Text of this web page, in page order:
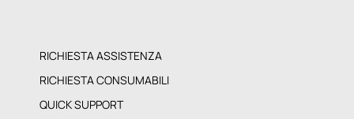
RICHIESTA ASSISTENZA
RICHIESTA CONSUMABILI
QUICK SUPPORT